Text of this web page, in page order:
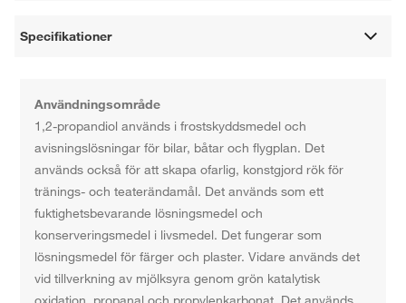
Specifikationer
Användningsområde
1,2-propandiol används i frostskyddsmedel och
avisningslösningar för bilar, båtar och flygplan. Det
används också för att skapa ofarlig, konstgjord rök för
tränings- och teaterändamål. Det används som ett
fuktighetsbevarande lösningsmedel och
konserveringsmedel i livsmedel. Det fungerar som
lösningsmedel för färger och plaster. Vidare används det
vid tillverkning av mjölksyra genom grön katalytisk